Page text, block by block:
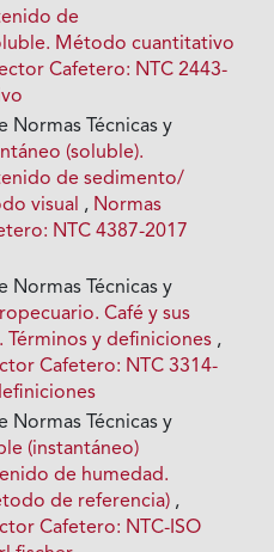
de
Método cuantitativo
Cafetero: NTC 2443-
Normas Técnicas y
(soluble).
de sedimento/
visual , Normas
NTC 4387-2017
Normas Técnicas y
Café y sus
y definiciones ,
Cafetero: NTC 3314-
Normas Técnicas y
(instantáneo)
de humedad.
de referencia) ,
Cafetero: NTC-ISO